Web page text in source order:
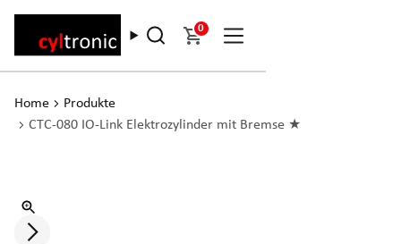
0
Home
Produkte
CTC-080 IO-Link Elektrozylinder mit Bremse ★